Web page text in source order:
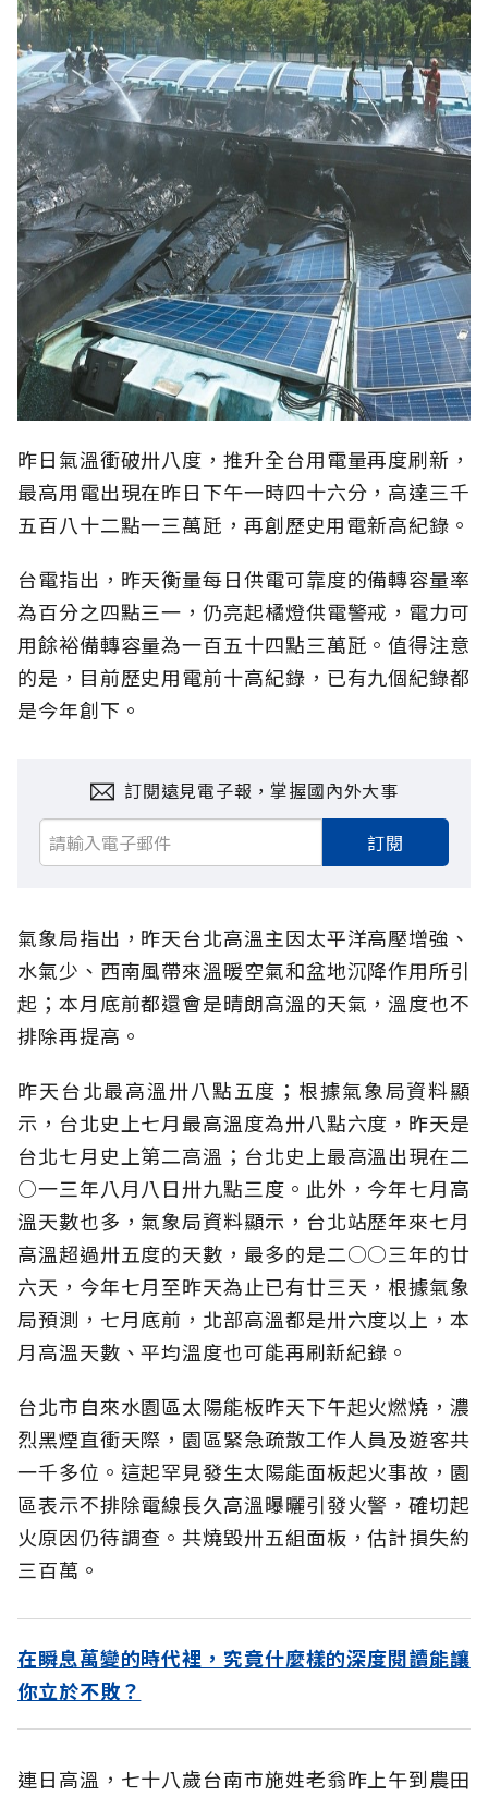
昨日氣溫衝破卅八度，推升全台用電量再度刷新，
最高用電出現在昨日下午一時四十六分，高達三千
五百八十二點一三萬瓩，再創歷史用電新高紀錄。
台電指出，昨天衡量每日供電可靠度的備轉容量率
為百分之四點三一，仍亮起橘燈供電警戒，電力可
用餘裕備轉容量為一百五十四點三萬瓩。值得注意
的是，目前歷史用電前十高紀錄，已有九個紀錄都
是今年創下。
訂閱遠見電子報，掌握國內外大事
訂閱
氣象局指出，昨天台北高溫主因太平洋高壓增強、
水氣少、西南風帶來溫暖空氣和盆地沉降作用所引
起；本月底前都還會是晴朗高溫的天氣，溫度也不
排除再提高。
昨天台北最高溫卅八點五度；根據氣象局資料顯
示，台北史上七月最高溫度為卅八點六度，昨天是
台北七月史上第二高溫；台北史上最高溫出現在二
○一三年八月八日卅九點三度。此外，今年七月高
溫天數也多，氣象局資料顯示，台北站歷年來七月
高溫超過卅五度的天數，最多的是二○○三年的廿
六天，今年七月至昨天為止已有廿三天，根據氣象
局預測，七月底前，北部高溫都是卅六度以上，本
月高溫天數、平均溫度也可能再刷新紀錄。
台北市自來水園區太陽能板昨天下午起火燃燒，濃
烈黑煙直衝天際，園區緊急疏散工作人員及遊客共
一千多位。這起罕見發生太陽能面板起火事故，園
區表示不排除電線長久高溫曝曬引發火警，確切起
火原因仍待調查。共燒毀卅五組面板，估計損失約
三百萬。
在瞬息萬變的時代裡，究竟什麼樣的深度閱讀能讓
你立於不敗？
連日高溫，七十八歲台南市施姓老翁昨上午到農田